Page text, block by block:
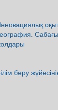
беру